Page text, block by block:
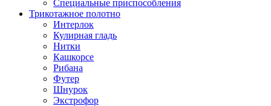
Специальные приспособления
Трикотажное полотно
Интерлок
Кулирная гладь
Нитки
Кашкорсе
Рибана
Футер
Шнурок
Экстрофор